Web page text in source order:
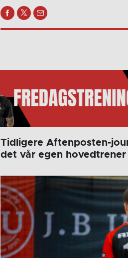
Tidligere Aftenposten-
det vår egen